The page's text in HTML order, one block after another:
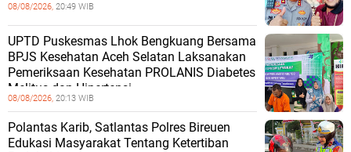
08/08/2026, 20:49 WIB
UPTD Puskesmas Lhok Bengkuang Bersama
BPJS Kesehatan Aceh Selatan Laksanakan
Pemeriksaan Kesehatan PROLANIS Diabetes
Melitus dan Hipertensi
08/08/2026, 20:13 WIB
Polantas Karib, Satlantas Polres Bireuen
Edukasi Masyarakat Tentang Ketertiban